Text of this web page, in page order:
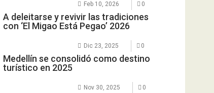
Feb 10, 2026 0
A deleitarse y revivir las tradiciones
con ‘El Migao Está Pegao’ 2026
Dic 23, 2025 0
Medellín se consolidó como destino
turístico en 2025
Nov 30, 2025 0